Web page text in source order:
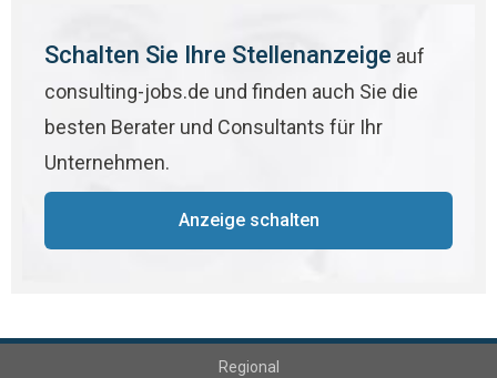
Schalten Sie Ihre Stellenanzeige auf
consulting-jobs.de und finden auch Sie die
besten Berater und Consultants für Ihr
Unternehmen.
Anzeige schalten
Regional